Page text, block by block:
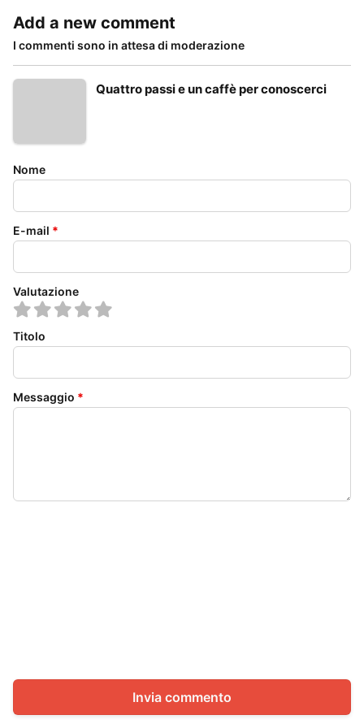
Add a new comment
I commenti sono in attesa di moderazione
Quattro passi e un caffè per conoscerci
Nome
E-mail *
Valutazione
Titolo
Messaggio *
Invia commento